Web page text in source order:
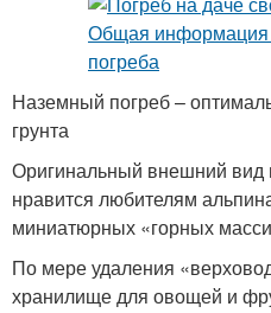
Наземный погреб –
грунта
Оригинальный внешний вид
нравится любителям
миниатюрных «горных
По мере удаления
хранилище для овощей и